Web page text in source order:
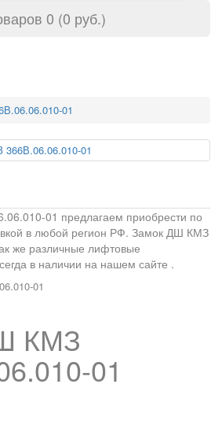
0 (0 руб.)
01
01 предлагаем приобрести по
в любой регион РФ. Замок ДШ КМЗ
же различные лифтовые
в наличии на нашем сайте .
01
КМЗ
01